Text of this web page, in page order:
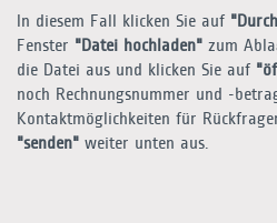
In diesem Fall klicken Sie auf
Fenster "Datei hochladen" zum
die Datei aus und klicken Sie auf
noch Rechnungsnummer und -
Kontaktmöglichkeiten für
"senden" weiter unten aus.